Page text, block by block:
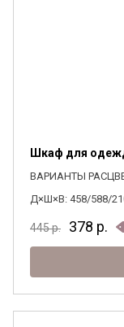
Шкаф для
ВАРИАНТЫ
Д×Ш×В: 458/588/
445р. 378 р.